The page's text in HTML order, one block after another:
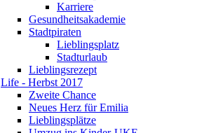
Karriere
Gesundheitsakademie
Stadtpiraten
Lieblingsplatz
Stadturlaub
Lieblingsrezept
Life - Herbst 2017
Zweite Chance
Neues Herz für Emilia
Lieblingsplätze